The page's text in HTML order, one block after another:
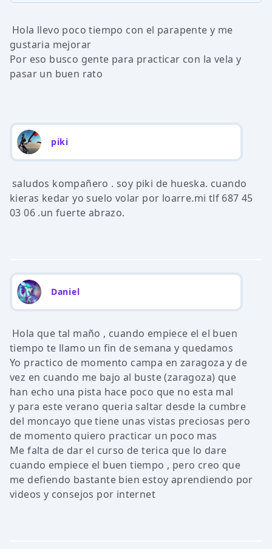
Hola llevo poco tiempo con el parapente y me
gustaria mejorar
Por eso busco gente para practicar con la vela y
pasar un buen rato
piki
saludos kompañero . soy piki de hueska. cuando
kieras kedar yo suelo volar por loarre.mi tlf 687 45
03 06 .un fuerte abrazo.
Daniel
Hola que tal maño , cuando empiece el el buen
tiempo te llamo un fin de semana y quedamos
Yo practico de momento campa en zaragoza y de
vez en cuando me bajo al buste (zaragoza) que
han echo una pista hace poco que no esta mal
y para este verano queria saltar desde la cumbre
del moncayo que tiene unas vistas preciosas pero
de momento quiero practicar un poco mas
Me falta de dar el curso de terica que lo dare
cuando empiece el buen tiempo , pero creo que
me defiendo bastante bien estoy aprendiendo por
videos y consejos por internet